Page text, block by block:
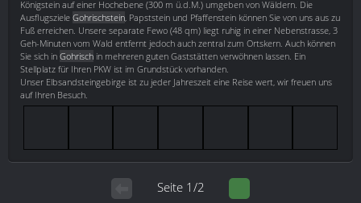
Königstein auf einer Hochebene (300 m ü.d.M.) umgeben von Wäldern. Die
Ausflugsziele Gohrischstein , Papststein und Pfaffenstein können Sie von uns aus zu
Fuß erreichen. Unsere separate Fewo (48 qm) liegt ruhig in einer Nebenstrasse, 3
Geh-Minuten vom Wald entfernt jedoch auch zentral zum Ortskern. Auch können
Sie sich in Gohrisch in mehreren guten Gaststätten verwöhnen lassen. Ein
Stellplatz für Ihren PKW ist im Grundstück vorhanden.
Unser Elbsandsteingebirge ist zu jeder Jahreszeit eine Reise wert, wir freuen uns
auf Ihren Besuch.
Seite 1/2